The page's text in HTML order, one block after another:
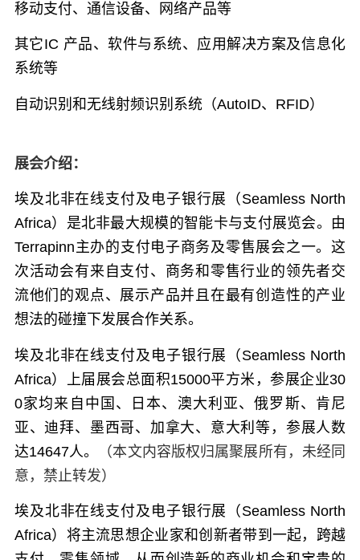
移动支付、通信设备、网络产品等
其它IC 产品、软件与系统、应用解决方案及信息化
系统等
自动识别和无线射频识别系统（AutoID、RFID）
展会介绍：
埃及北非在线支付及电子银行展（Seamless North
Africa）是北非最大规模的智能卡与支付展览会。由
Terrapinn主办的支付电子商务及零售展会之一。这
次活动会有来自支付、商务和零售行业的领先者交
流他们的观点、展示产品并且在最有创造性的产业
想法的碰撞下发展合作关系。
埃及北非在线支付及电子银行展（Seamless North
Africa）上届展会总面积15000平方米，参展企业30
0家均来自中国、日本、澳大利亚、俄罗斯、肯尼
亚、迪拜、墨西哥、加拿大、意大利等，参展人数
达14647人。
（本文内容版权归属聚展所有，未经同
意，禁止转发）
埃及北非在线支付及电子银行展（Seamless North
Africa） 将主流思想企业家和创新者带到一起，跨越